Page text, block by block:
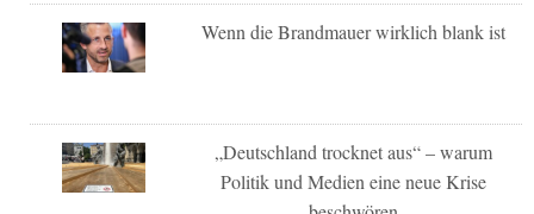
Wenn die Brandmauer wirklich blank ist
„Deutschland trocknet aus“ – warum
Politik und Medien eine neue Krise